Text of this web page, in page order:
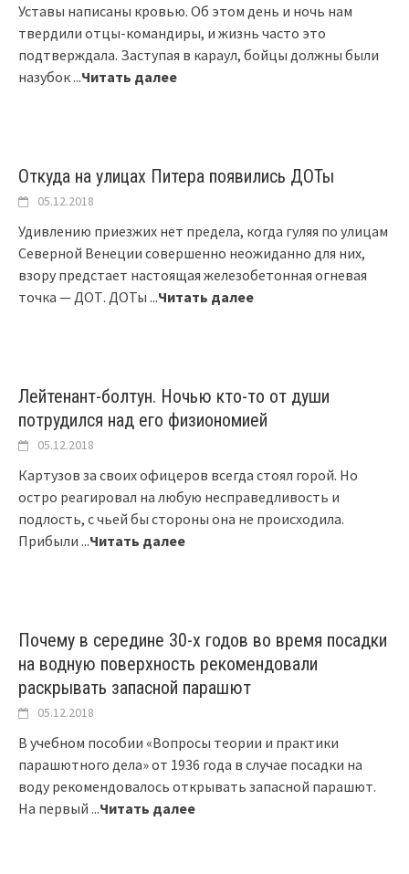
Уставы написаны кровью. Об этом день и ночь нам
твердили отцы-командиры, и жизнь часто это
подтверждала. Заступая в караул, бойцы должны были
назубок...Читать далее
Откуда на улицах Питера появились ДОТы
05.12.2018
Удивлению приезжих нет предела, когда гуляя по улицам
Северной Венеции совершенно неожиданно для них,
взору предстает настоящая железобетонная огневая
точка — ДОТ. ДОТы ...Читать далее
Лейтенант-болтун. Ночью кто-то от души
потрудился над его физиономией
05.12.2018
Картузов за своих офицеров всегда стоял горой. Но
остро реагировал на любую несправедливость и
подлость, с чьей бы стороны она не происходила.
Прибыли ...Читать далее
Почему в середине 30-х годов во время посадки
на водную поверхность рекомендовали
раскрывать запасной парашют
05.12.2018
В учебном пособии «Вопросы теории и практики
парашютного дела» от 1936 года в случае посадки на
воду рекомендовалось открывать запасной парашют.
На первый ...Читать далее